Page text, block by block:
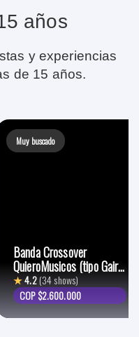
años
y experiencias
de 15 años.
Muy buscado
Banda Crossover
QuieroMusicos (tipo Gaira
y Kukara)
★4.2(34 shows)
COP $2.600.000